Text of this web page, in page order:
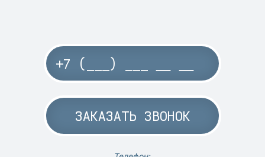
ЗАКАЗАТЬ ЗВОНОК